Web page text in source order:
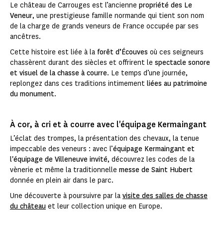
Le château de Carrouges est l’ancienne propriété des Le
Veneur, une prestigieuse famille normande qui tient son nom
de la charge de grands veneurs de France occupée par ses
ancêtres.
Cette histoire est liée à la forêt d’Écouves où ces seigneurs
chassèrent durant des siècles et offrirent le spectacle sonore
et visuel de la chasse à courre. Le temps d’une journée,
replongez dans ces traditions intimement liées au patrimoine
du monument.
À cor, à cri et à courre avec l'équipage Kermaingant
L’éclat des trompes, la présentation des chevaux, la tenue
impeccable des veneurs : avec l’équipage Kermaingant et
l'équipage de Villeneuve invité, découvrez les codes de la
vènerie et même la traditionnelle messe de Saint Hubert
donnée en plein air dans le parc.
Une découverte à poursuivre par la visite des salles de chasse
du château et leur collection unique en Europe.